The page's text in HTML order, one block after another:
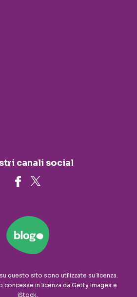
canali social
questo sito sono utilizzate su licenza.
concesse in licenza da Getty Images e
iStock.